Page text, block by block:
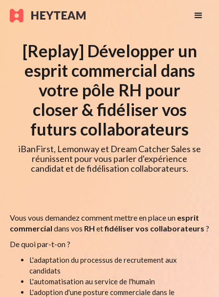
[Replay] Développer un
esprit commercial dans
votre pôle RH pour
closer & fidéliser vos
futurs collaborateurs
iBanFirst, Lemonway et Dream Catcher Sales se
réunissent pour vous parler d'expérience
candidat et de fidélisation collaborateurs.
Vous vous demandez comment mettre en place un esprit
commercial dans vos RH etfidéliser vos collaborateurs ?
De quoi par-t-on ?
L'adaptation du processus de recrutement aux
candidats
L'automatisation au service de l'humain
L'adoption d'une posture commerciale dans le